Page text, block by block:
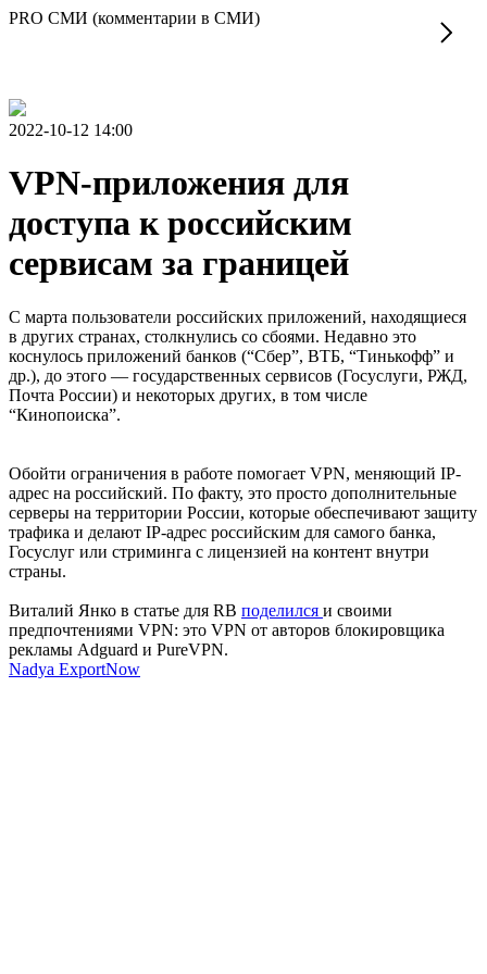
PRO СМИ (комментарии в СМИ)
2022-10-12 14:00
VPN-приложения для
доступа к российским
сервисам за границей
С марта пользователи российских приложений, находящиеся
в других странах, столкнулись со сбоями. Недавно это
коснулось приложений банков (“Сбер”, ВТБ, “Тинькофф” и
др.), до этого — государственных сервисов (Госуслуги, РЖД,
Почта России) и некоторых других, в том числе
“Кинопоиска”.
Обойти ограничения в работе помогает VPN, меняющий IP-
адрес на российский. По факту, это просто дополнительные
серверы на территории России, которые обеспечивают защиту
трафика и делают IP-адрес российским для самого банка,
Госуслуг или стриминга с лицензией на контент внутри
страны.
Виталий Янко в статье для RB поделился и своими
предпочтениями VPN: это VPN от авторов блокировщика
рекламы Adguard и PureVPN.
Nadya ExportNow